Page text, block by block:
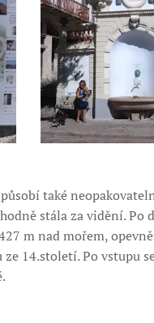
také
stála za vidění. Po
m nad mořem,
ze 14.století. Po vstupu